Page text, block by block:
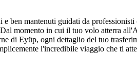
ben mantenuti guidati da
momento in cui il tuo volo atterra
di Eyüp, ogni dettaglio del tuo
l'incredibile viaggio che ti